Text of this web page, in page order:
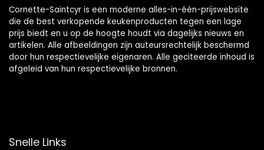
Cornette-Saintcyr is een moderne alles-in-één-prijswebsite
die de best verkopende keukenproducten tegen een lage
prijs biedt en u op de hoogte houdt via dagelijks nieuws en
artikelen. Alle afbeeldingen zijn auteursrechtelijk beschermd
door hun respectievelijke eigenaren. Alle geciteerde inhoud is
afgeleid van hun respectievelijke bronnen.
Snelle Links